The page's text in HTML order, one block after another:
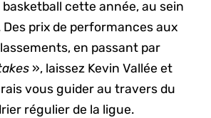
cette année, au sein
prix de performances aux
en passant par
», laissez Kevin Vallée et
vous guider au travers du
régulier de la ligue.